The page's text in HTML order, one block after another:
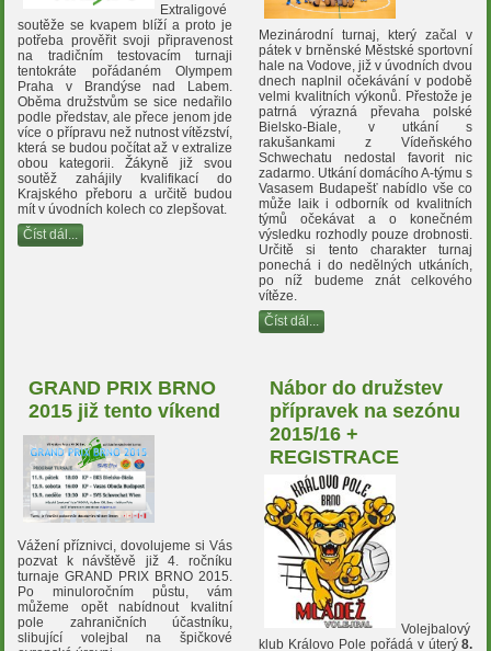
Extraligové
soutěže se kvapem blíží a proto je
potřeba prověřit svoji připravenost
na tradičním testovacím turnaji
tentokráte pořádaném Olympem
Praha v Brandýse nad Labem.
Oběma družstvům se sice nedařilo
podle představ, ale přece jenom jde
více o přípravu než nutnost vítězství,
která se budou počítat až v extralize
obou kategorii. Žákyně již svou
soutěž zahájily kvalifikací do
Krajského přeboru a určitě budou
mít v úvodních kolech co zlepšovat.
Číst dál...
Mezinárodní turnaj, který začal v
pátek v brněnské Městské sportovní
hale na Vodove, již v úvodních dvou
dnech naplnil očekávání v podobě
velmi kvalitních výkonů. Přestože je
patrná výrazná převaha polské
Bielsko-Biale, v utkání s
rakušankami z Vídeňského
Schwechatu nedostal favorit nic
zadarmo. Utkání domácího A-týmu s
Vasasem Budapešť nabídlo vše co
může laik i odborník od kvalitních
týmů očekávat a o konečném
výsledku rozhodly pouze drobnosti.
Určitě si tento charakter turnaj
ponechá i do nedělných utkáních,
po níž budeme znát celkového
vítěze.
Číst dál...
GRAND PRIX BRNO
2015 již tento víkend
Vážení příznivci, dovolujeme si Vás
pozvat k návštěvě již 4. ročníku
turnaje GRAND PRIX BRNO 2015.
Po minuloročním půstu, vám
můžeme opět nabídnout kvalitní
pole zahraničních účastníku,
slibující volejbal na špičkové
Nábor do družstev
přípravek na sezónu
2015/16 +
REGISTRACE
Volejbalový
klub Královo Pole pořádá v úterý8.